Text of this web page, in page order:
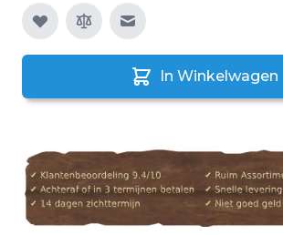
E-mail naar een vriend
In Winkelwagen